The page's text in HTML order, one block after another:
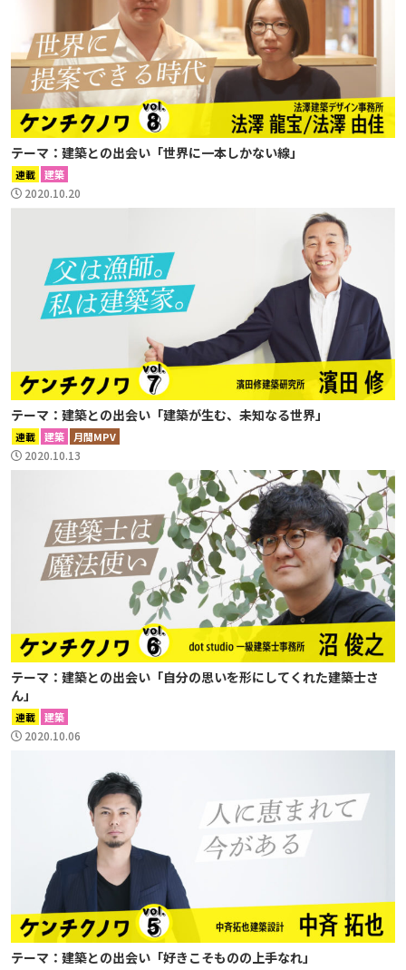
テーマ：建築との出会い「世界に一本しかない線」
連載 建築
2020.10.20
テーマ：建築との出会い「建築が生む、未知なる世界」
連載 建築 月間MPV
2020.10.13
テーマ：建築との出会い「自分の思いを形にしてくれた建築士さ
ん」
連載 建築
2020.10.06
テーマ：建築との出会い「好きこそものの上手なれ」